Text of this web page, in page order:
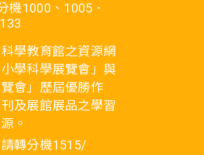
機1000、1005．
學教育館之資源網
學科學展覽會」與
覽會」歷屆優勝作
及展館展品之學習
。
轉分機1515/